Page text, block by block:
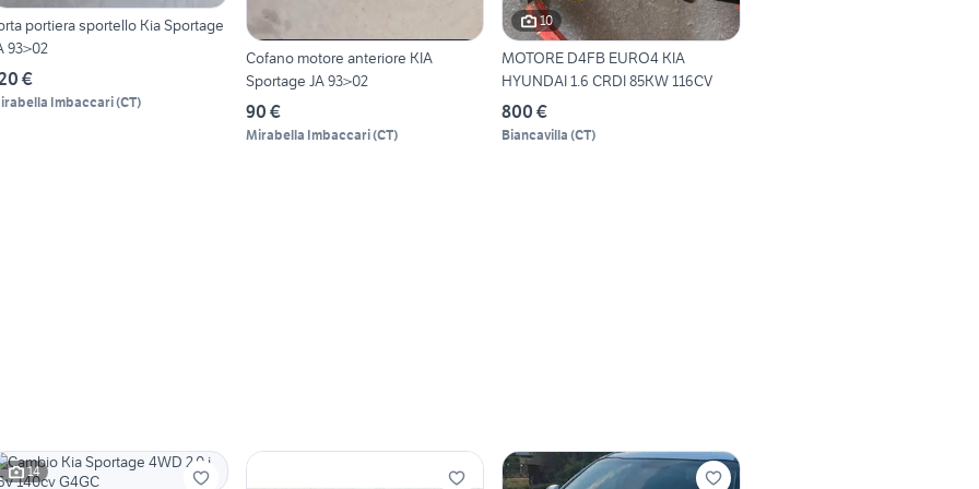
portiera sportello Kia Sportage
93>02
€
Imbaccari(CT)
Cofano motore anteriore KIA
Sportage JA 93>02
90 €
Mirabella Imbaccari(CT)
10
MOTORE D4FB EURO4 KIA
HYUNDAI 1.6 CRDI 85KW 116CV
800 €
Biancavilla (CT)
14